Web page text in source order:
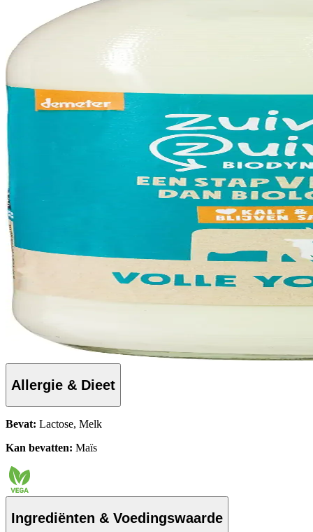
Allergie & Dieet
Bevat: Lactose, Melk
Kan bevatten: Maïs
Ingrediënten & Voedingswaarde